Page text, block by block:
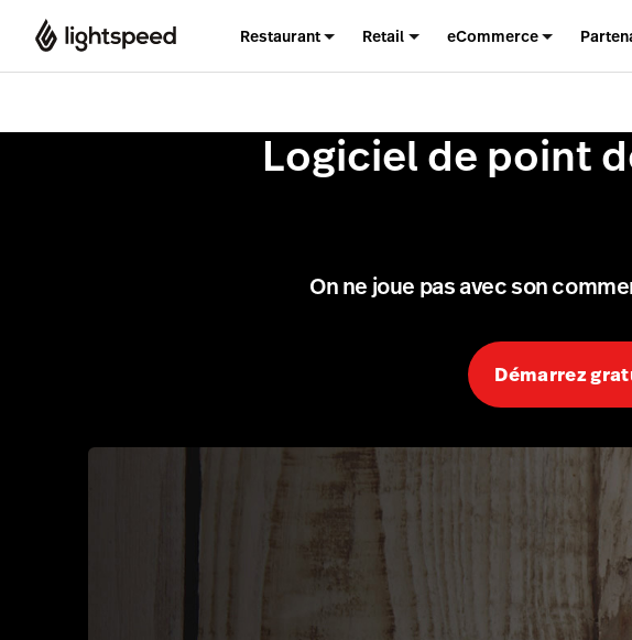
Restaurant Retail eCommerce
Logiciel de point
On ne joue pas avec son
Démarrez